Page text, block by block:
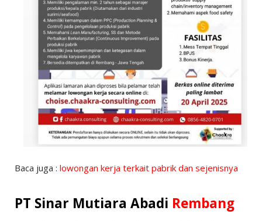
Baca juga : lowongan kerja terkait pabrik dan sejenisnya
PT Sinar Mutiara Abadi Rembang